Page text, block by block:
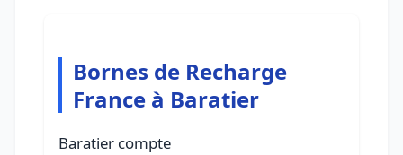
Bornes de Recharge
France à Baratier
Baratier compte